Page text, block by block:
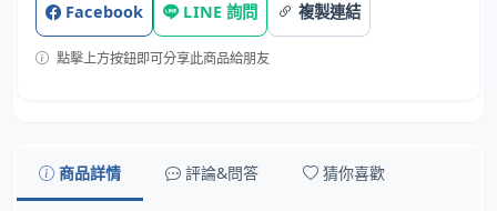
Facebook LINE 詢問 複製連結
點擊上方按鈕即可分享此商品給朋友
商品詳情 評論&問答 猜你喜歡